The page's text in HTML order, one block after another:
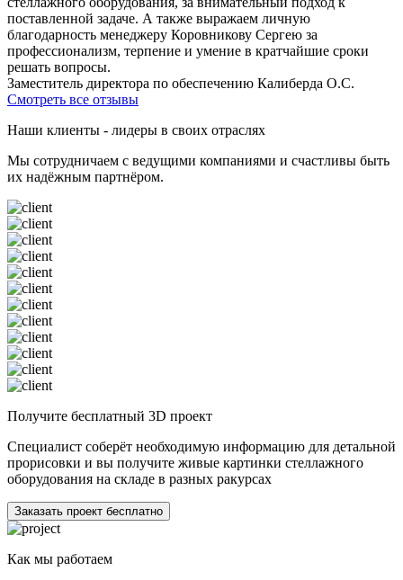
поставленной задаче. А также выражаем личную
благодарность менеджеру Коровникову Сергею за
профессионализм, терпение и умение в кратчайшие сроки
решать вопросы.
Заместитель директора по обеспечению Калиберда О.С.
Смотреть все отзывы
Наши клиенты - лидеры в своих отраслях
Мы сотрудничаем с ведущими компаниями и счастливы быть
их надёжным партнёром.
Получите бесплатный 3D проект
Специалист соберёт необходимую информацию для детальной
прорисовки и вы получите живые картинки стеллажного
оборудования на складе в разных ракурсах
Заказать проект бесплатно
Как мы работаем